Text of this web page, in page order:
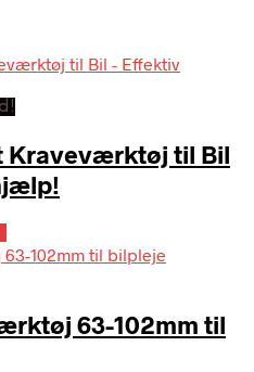
Kraveværktøj til Bil
63-102mm til